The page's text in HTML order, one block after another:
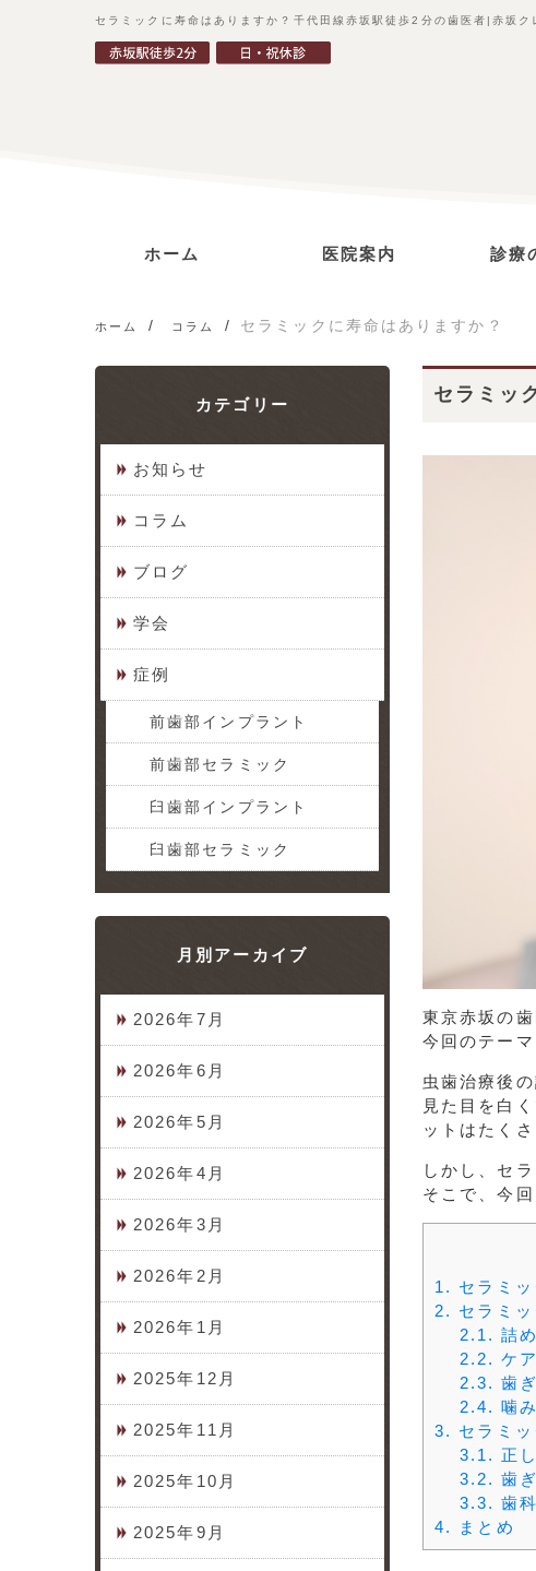
セラミックに寿命はありますか？千代田線赤坂駅徒歩2分の歯医者|赤坂ク
ホーム 医院案内
ごあいさつ
診療コンセプト
当院の特徴
アクセス
診療
虫歯治
インプ
セラミ
予防治
根管治
歯周病
小児歯
ホワイ
ホーム コラム セラミックに寿命はありますか？
カテゴリー
お知らせ
コラム
ブログ
学会
症例
前歯部インプラント
前歯部セラミック
臼歯部インプラント
臼歯部セラミック
月別アーカイブ
2026年7月
2026年6月
2026年5月
2026年4月
2026年3月
2026年2月
2026年1月
2025年12月
2025年11月
2025年10月
2025年9月
セラミッ
東京赤坂の
今回のテー
虫歯治療後
見た目を白
ットはたく
しかし、セ
そこで、今
1. セラミ
2. セラミ
2.1. 詰
2.2. ケ
2.3. 歯
2.4. 噛
3. セラミ
3.1. 正
3.2. 歯
3.3. 歯
4.
まとめ